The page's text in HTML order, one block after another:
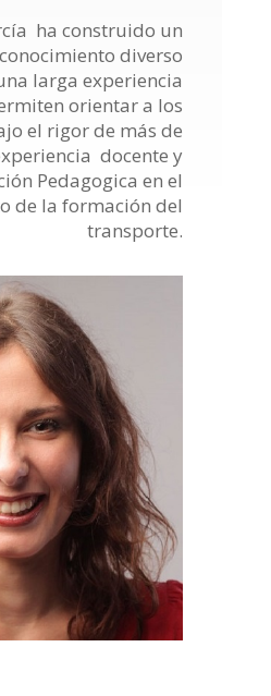
ha construido un
diverso
larga experiencia
orientar a los
el rigor de más de
docente y
Pedagogica en el
de la formación del
transporte.